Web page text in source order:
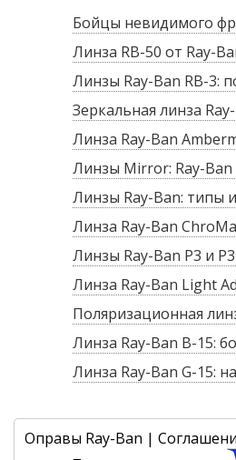
Бойцы невидимого
Линза RB-50 от Ray-
Линзы Ray-Ban RB-3:
Зеркальная линза
Линза Ray-Ban
Линзы Mirror: Ray-Ban
Линзы Ray-Ban: типы
Линза Ray-Ban
Линзы Ray-Ban P3 и
Линза Ray-Ban Light
Поляризационная
Линза Ray-Ban B-15:
Линза Ray-Ban G-15:
Оправы Ray-Ban |